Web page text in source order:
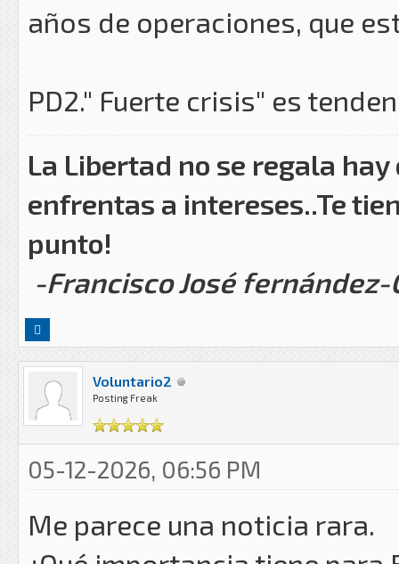
años de operaciones, que
PD2." Fuerte crisis" es
La Libertad no se regala
enfrentas a intereses..Te
punto!
-Francisco José
Voluntario2
Posting Freak
05-12-2026, 06:56 PM
Me parece una noticia rara.